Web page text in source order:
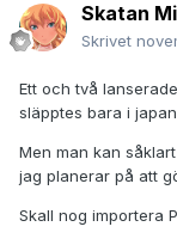
Skatan
Skrivet
Ett och två
släpptes bara i
Men man kan
jag planerar på att
Skall nog importera